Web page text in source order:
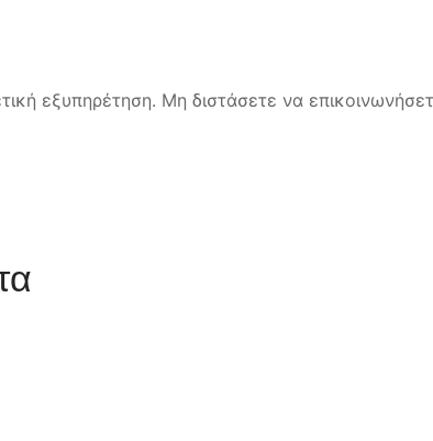
εξυπηρέτηση. Μη διστάσετε να